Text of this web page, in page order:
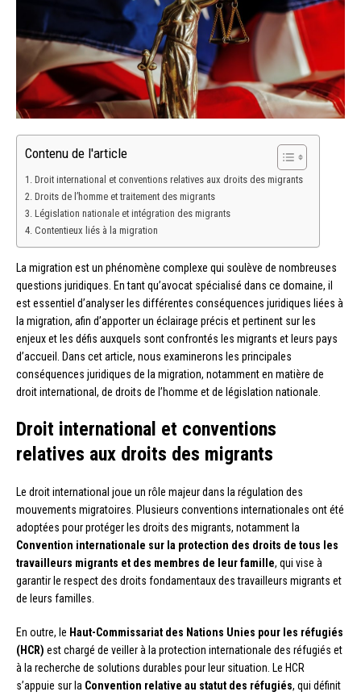
Contenu de l'article
Droit international et conventions relatives aux droits des migrants
Droits de l’homme et traitement des migrants
Législation nationale et intégration des migrants
Contentieux liés à la migration
La migration est un phénomène complexe qui soulève de nombreuses
questions juridiques. En tant qu’avocat spécialisé dans ce domaine, il
est essentiel d’analyser les différentes conséquences juridiques liées à
la migration, afin d’apporter un éclairage précis et pertinent sur les
enjeux et les défis auxquels sont confrontés les migrants et leurs pays
d’accueil. Dans cet article, nous examinerons les principales
conséquences juridiques de la migration, notamment en matière de
droit international, de droits de l’homme et de législation nationale.
Droit international et conventions
relatives aux droits des migrants
Le droit international joue un rôle majeur dans la régulation des
mouvements migratoires. Plusieurs conventions internationales ont été
adoptées pour protéger les droits des migrants, notamment la
Convention internationale sur la protection des droits de tous les
travailleurs migrants et des membres de leur famille, qui vise à
garantir le respect des droits fondamentaux des travailleurs migrants et
de leurs familles.
En outre, le Haut-Commissariat des Nations Unies pour les réfugiés
(HCR) est chargé de veiller à la protection internationale des réfugiés et
à la recherche de solutions durables pour leur situation. Le HCR
s’appuie sur la Convention relative au statut des réfugiés, qui définit